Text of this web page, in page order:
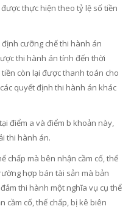
thực hiện theo tỷ lệ số tiền
cưỡng chế thi hành án
thi hành án tính đến thời
còn lại được thanh toán cho
quyết định thi hành án khác
điểm a và điểm b khoản này,
thi hành án.
chấp mà bên nhận cầm cố, thế
hợp bán tài sản mà bản
thi hành một nghĩa vụ cụ thể
cầm cố, thế chấp, bị kê biên